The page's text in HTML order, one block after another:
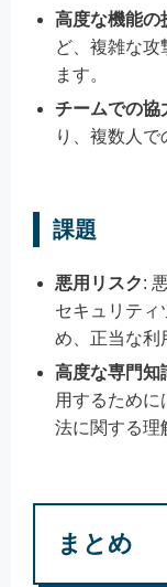
高度な機能の
ど、複雑な攻
ます。
チームでの協
り、複数人で
課題
悪用リスク:
セキュリティ
め、正当な利
高度な専門知
用するため
法に関する理
まとめ